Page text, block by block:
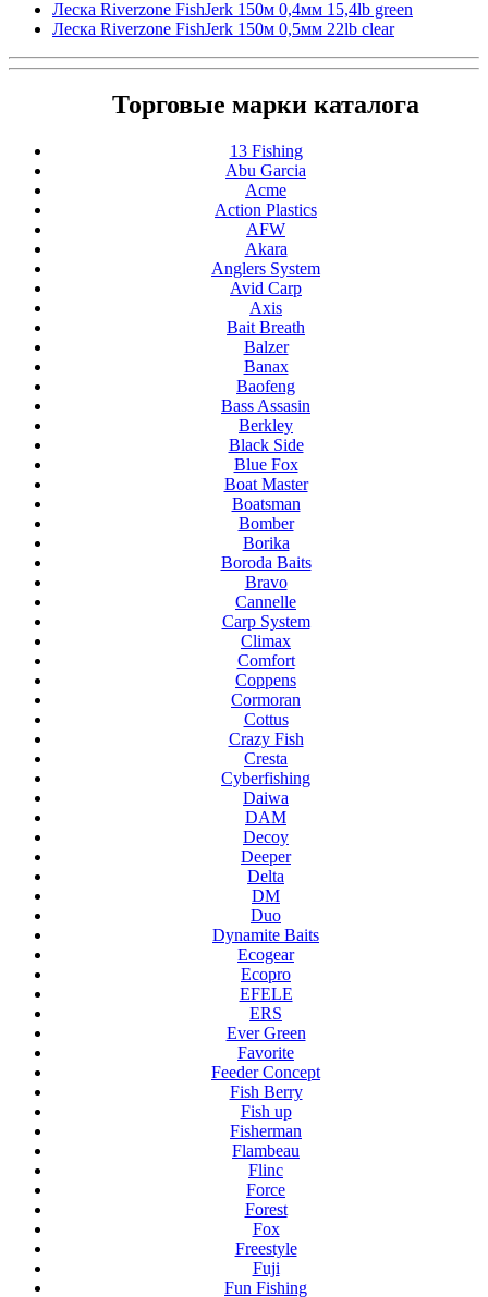
Леска Riverzone FishJerk 150м 0,4мм 15,4lb green
Леска Riverzone FishJerk 150м 0,5мм 22lb clear
Торговые марки каталога
13 Fishing
Abu Garcia
Acme
Action Plastics
AFW
Akara
Anglers System
Avid Carp
Axis
Bait Breath
Balzer
Banax
Baofeng
Bass Assasin
Berkley
Black Side
Blue Fox
Boat Master
Boatsman
Bomber
Borika
Boroda Baits
Bravo
Cannelle
Carp System
Climax
Comfort
Coppens
Cormoran
Cottus
Crazy Fish
Cresta
Cyberfishing
Daiwa
DAM
Decoy
Deeper
Delta
DM
Duo
Dynamite Baits
Ecogear
Ecopro
EFELE
ERS
Ever Green
Favorite
Feeder Concept
Fish Berry
Fish up
Fisherman
Flambeau
Flinc
Force
Forest
Fox
Freestyle
Fuji
Fun Fishing